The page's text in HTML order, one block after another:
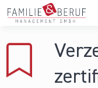
Direkt zum Inhalt
Gemeinden